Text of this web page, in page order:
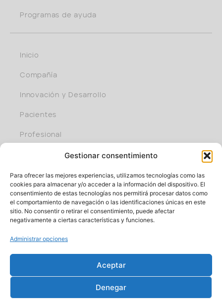
Gestionar consentimiento
Para ofrecer las mejores experiencias, utilizamos tecnologías como las
cookies para almacenar y/o acceder a la información del dispositivo. El
consentimiento de estas tecnologías nos permitirá procesar datos como
el comportamiento de navegación o las identificaciones únicas en este
sitio. No consentir o retirar el consentimiento, puede afectar
negativamente a ciertas características y funciones.
Administrar opciones
Aceptar
Denegar
Programas de ayuda
Inicio
Compañía
Innovación y Desarrollo
Pacientes
Profesional
Únete al equipo
(Bizkaia)
Tel: +34 944438000 I Fax: +34 944438016
España